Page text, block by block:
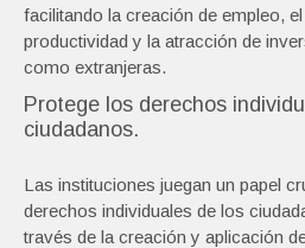
facilitando la creación de empleo,
productividad y la atracción de
como extranjeras.
Protege los derechos
ciudadanos.
Las instituciones juegan un papel
derechos individuales de los
través de la creación y aplicación